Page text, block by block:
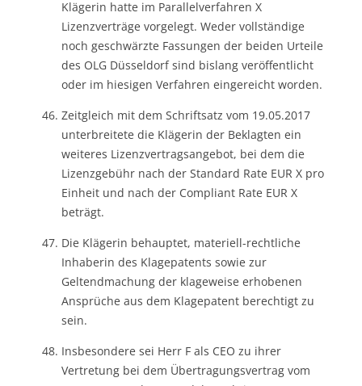
Klägerin hatte im Parallelverfahren X
Lizenzverträge vorgelegt. Weder vollständige
noch geschwärzte Fassungen der beiden Urteile
des OLG Düsseldorf sind bislang veröffentlicht
oder im hiesigen Verfahren eingereicht worden.
Zeitgleich mit dem Schriftsatz vom 19.05.2017
unterbreitete die Klägerin der Beklagten ein
weiteres Lizenzvertragsangebot, bei dem die
Lizenzgebühr nach der Standard Rate EUR X pro
Einheit und nach der Compliant Rate EUR X
beträgt.
Die Klägerin behauptet, materiell-rechtliche
Inhaberin des Klagepatents sowie zur
Geltendmachung der klageweise erhobenen
Ansprüche aus dem Klagepatent berechtigt zu
sein.
Insbesondere sei Herr F als CEO zu ihrer
Vertretung bei dem Übertragungsvertrag vom